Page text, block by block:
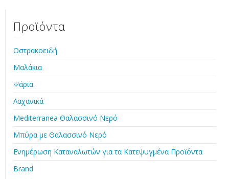
Προϊόντα
Οστρακοειδή
Μαλάκια
Ψάρια
Λαχανικά
Mediterranea Θαλασσινό Νερό
Μπύρα με Θαλασσινό Νερό
Ενημέρωση Καταναλωτών για τα Κατεψυγμένα Προϊόντα
Brand